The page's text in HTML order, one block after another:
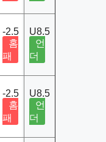
-2.5
홈
패
U8.5
언
더
-2.5
홈
패
U8.5
언
더